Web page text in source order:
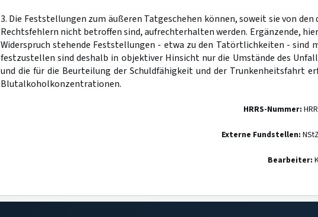
3. Die Feststellungen zum äußeren Tatgeschehen können, soweit sie von den
Rechtsfehlern nicht betroffen sind, aufrechterhalten werden. Ergänzende,
Widerspruch stehende Feststellungen - etwa zu den Tatörtlichkeiten - sind
festzustellen sind deshalb in objektiver Hinsicht nur die Umstände des
und die für die Beurteilung der Schuldfähigkeit und der Trunkenheitsfahrt
Blutalkoholkonzentrationen.
HRRS-Nummer:
Externe Fundstellen:
Bearbeiter: